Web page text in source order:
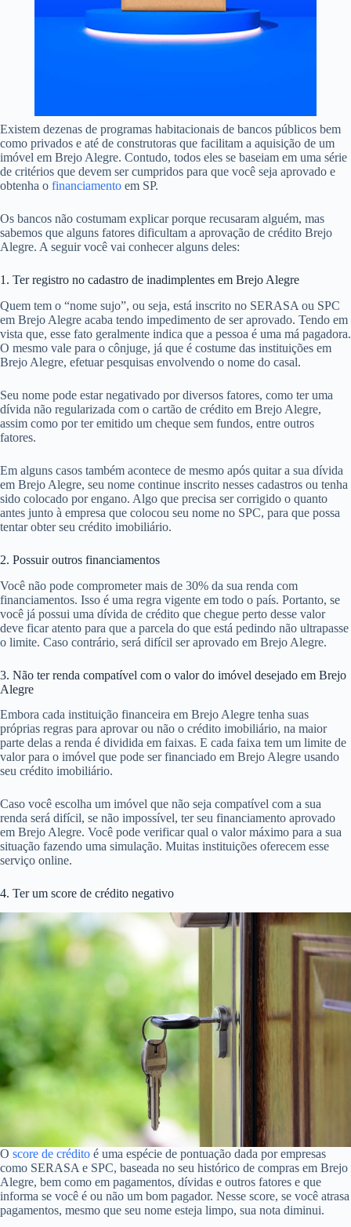
Existem dezenas de programas habitacionais de bancos públicos bem
como privados e até de construtoras que facilitam a aquisição de um
imóvel em Brejo Alegre. Contudo, todos eles se baseiam em uma série
de critérios que devem ser cumpridos para que você seja aprovado e
obtenha o financiamento em SP.
Os bancos não costumam explicar porque recusaram alguém, mas
sabemos que alguns fatores dificultam a aprovação de crédito Brejo
Alegre. A seguir você vai conhecer alguns deles:
1. Ter registro no cadastro de inadimplentes em Brejo Alegre
Quem tem o “nome sujo”, ou seja, está inscrito no SERASA ou SPC
em Brejo Alegre acaba tendo impedimento de ser aprovado. Tendo em
vista que, esse fato geralmente indica que a pessoa é uma má pagadora.
O mesmo vale para o cônjuge, já que é costume das instituições em
Brejo Alegre, efetuar pesquisas envolvendo o nome do casal.
Seu nome pode estar negativado por diversos fatores, como ter uma
dívida não regularizada com o cartão de crédito em Brejo Alegre,
assim como por ter emitido um cheque sem fundos, entre outros
fatores.
Em alguns casos também acontece de mesmo após quitar a sua dívida
em Brejo Alegre, seu nome continue inscrito nesses cadastros ou tenha
sido colocado por engano. Algo que precisa ser corrigido o quanto
antes junto à empresa que colocou seu nome no SPC, para que possa
tentar obter seu crédito imobiliário.
2. Possuir outros financiamentos
Você não pode comprometer mais de 30% da sua renda com
financiamentos. Isso é uma regra vigente em todo o país. Portanto, se
você já possui uma dívida de crédito que chegue perto desse valor
deve ficar atento para que a parcela do que está pedindo não ultrapasse
o limite. Caso contrário, será difícil ser aprovado em Brejo Alegre.
3. Não ter renda compatível com o valor do imóvel desejado em Brejo
Alegre
Embora cada instituição financeira em Brejo Alegre tenha suas
próprias regras para aprovar ou não o crédito imobiliário, na maior
parte delas a renda é dividida em faixas. E cada faixa tem um limite de
valor para o imóvel que pode ser financiado em Brejo Alegre usando
seu crédito imobiliário.
Caso você escolha um imóvel que não seja compatível com a sua
renda será difícil, se não impossível, ter seu financiamento aprovado
em Brejo Alegre. Você pode verificar qual o valor máximo para a sua
situação fazendo uma simulação. Muitas instituições oferecem esse
serviço online.
4. Ter um score de crédito negativo
O score de crédito é uma espécie de pontuação dada por empresas
como SERASA e SPC, baseada no seu histórico de compras em Brejo
Alegre, bem como em pagamentos, dívidas e outros fatores e que
informa se você é ou não um bom pagador. Nesse score, se você atrasa
pagamentos, mesmo que seu nome esteja limpo, sua nota diminui.